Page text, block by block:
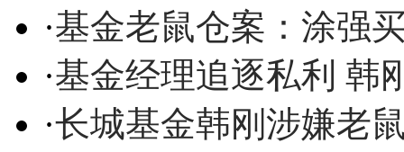
·基金老鼠仓案：涂强
·基金经理追逐私利 韩
·长城基金韩刚涉嫌老